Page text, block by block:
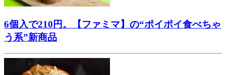
6個入で210円。【ファミマ】の“ポイポイ食べちゃ
う系”新商品